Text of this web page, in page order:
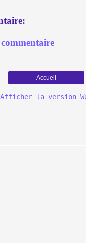
Accueil
Afficher la version